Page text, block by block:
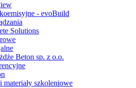
- evoBuild
Solutions
Beton sp. z o.o.
szkoleniowe